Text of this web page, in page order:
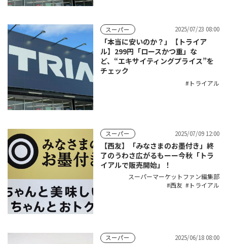
スーパー 2025/07/23 08:00
「本当に安いのか？」【トライア
ル】299円「ロースかつ重」な
ど、“エキサイティングプライス”を
チェック
トライアル
スーパー 2025/07/09 12:00
【西友】「みなさまのお墨付き」終
了のうわさ広がるもーー今秋「トラ
イアルで販売開始」！
スーパーマーケットファン編集部
西友
トライアル
スーパー 2025/06/18 08:00